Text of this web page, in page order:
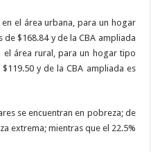
el área urbana, para un hogar
$168.84 y de la CBA ampliada
el área rural, para un hogar tipo
y de la CBA ampliada es
se encuentran en pobreza; de
extrema; mientras que el 22.5%